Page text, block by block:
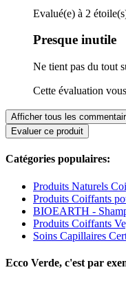
Evalué(e) à 2
Presque inutile
Ne tient pas du tout
Cette évaluation
Afficher tous les
Evaluer ce produit
Catégories populaires:
Produits Naturels
Produits Coiffants
BIOEARTH -
Produits Coiffants
Soins Capillaires
Ecco Verde, c'est par